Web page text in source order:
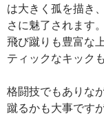
は大きく孤を描き
さに魅了されます。
飛び蹴りも豊富な
ティックなキック
格闘技でもありな
蹴るかも大事です